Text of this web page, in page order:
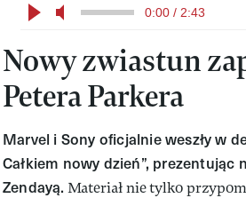
0:00 / 2:43
Nowy zwiastun
Petera Parkera
Marvel i Sony oficjalnie weszły w
Całkiem nowy dzień”,
Zendayą. Materiał nie tylko